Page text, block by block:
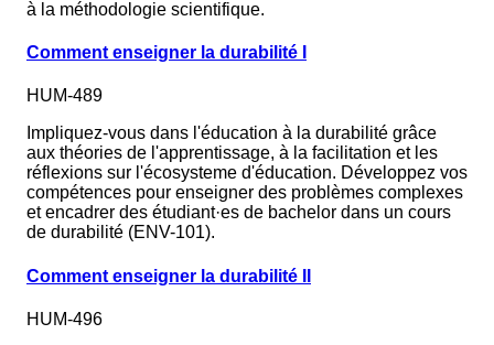
à la méthodologie scientifique.
Comment enseigner la durabilité I
HUM-489
Impliquez-vous dans l'éducation à la durabilité grâce
aux théories de l'apprentissage, à la facilitation et les
réflexions sur l'écosysteme d'éducation. Développez vos
compétences pour enseigner des problèmes complexes
et encadrer des étudiant·es de bachelor dans un cours
de durabilité (ENV-101).
Comment enseigner la durabilité II
HUM-496